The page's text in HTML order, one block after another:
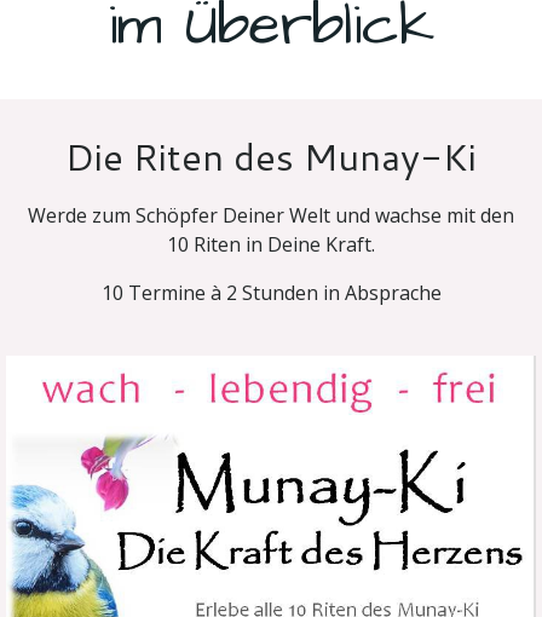
im Überblick
Die Riten des Munay-Ki
Werde zum Schöpfer Deiner Welt und wachse mit den
10 Riten in Deine Kraft.
10 Termine à 2 Stunden in Absprache